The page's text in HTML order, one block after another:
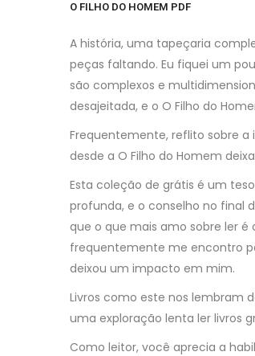
O FILHO DO HOMEM PDF
A história, uma tapeçaria
peças faltando. Eu fiquei um
são complexos e
desajeitada, e o O Filho do
Frequentemente, reflito sobre a
desde a O Filho do Homem
Esta coleção de grátis é um
profunda, e o conselho no final
que o que mais amo sobre ler é
frequentemente me encontro
deixou um impacto em mim.
Livros como este nos lembram
uma exploração lenta ler livros
Como leitor, você aprecia a